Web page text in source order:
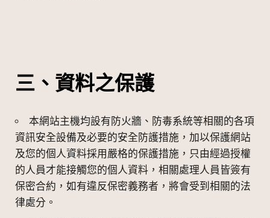
三、資料之保護
本網站主機均設有防火牆、防毒系統等相關的各項
資訊安全設備及必要的安全防護措施，加以保護網站
及您的個人資料採用嚴格的保護措施，只由經過授權
的人員才能接觸您的個人資料，相關處理人員皆簽有
保密合約，如有違反保密義務者，將會受到相關的法
律處分。